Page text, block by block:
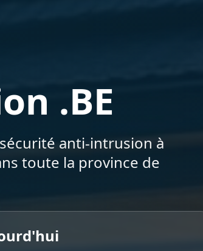
.BE
anti-intrusion à
toute la province de